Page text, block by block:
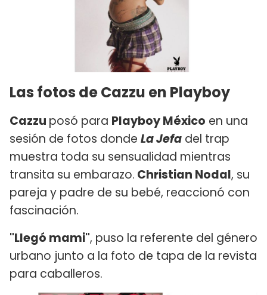
Las fotos de Cazzu en Playboy
Cazzu posó para Playboy México en una
sesión de fotos donde La Jefa del trap
muestra toda su sensualidad mientras
transita su embarazo. Christian Nodal, su
pareja y padre de su bebé, reaccionó con
fascinación.
"Llegó mami", puso la referente del género
urbano junto a la foto de tapa de la revista
para caballeros.